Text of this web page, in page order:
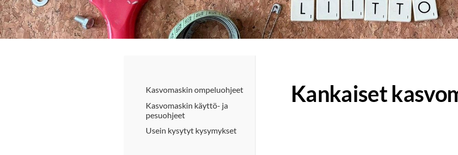
Kasvomaskin ompeluohjeet
Kasvomaskin käyttö- ja
pesuohjeet
Usein kysytyt kysymykset
Kankaiset